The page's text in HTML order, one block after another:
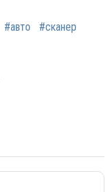
#авто #сканер